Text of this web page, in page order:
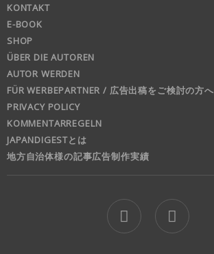
KONTAKT
E-BOOK
SHOP
ÜBER DIE AUTOREN
AUTOR WERDEN
FÜR WERBEPARTNER / 広告出稿をご検討の方へ
PRIVACY POLICY
KOMMENTARREGELN
JAPANDIGESTとは
地方自治体様の記事広告制作実績